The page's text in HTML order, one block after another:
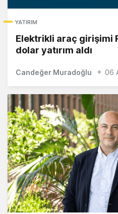
YATIRIM
Elektrikli araç girişimi
dolar yatırım aldı
Candeğer Muradoğlu 06